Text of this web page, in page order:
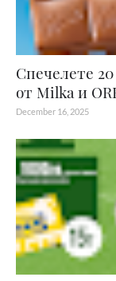
Спечелете
от Milka и
December 16, 2025